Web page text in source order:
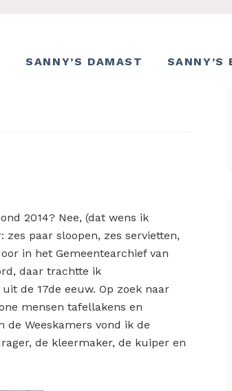
SANNY’S DAMAST SANNY’S
2014? Nee, (dat wens ik
paar sloopen, zes servietten,
in het Gemeentearchief van
daar trachtte ik
de 17de eeuw. Op zoek naar
mensen tafellakens en
de Weeskamers vond ik de
de kleermaker, de kuiper en